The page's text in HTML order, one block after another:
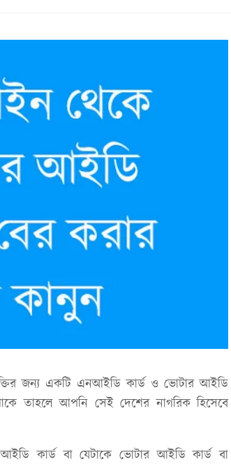
জন্য একটি এনআইডি কার্ড ও ভোটার আইডি
তাহলে আপনি সেই দেশের নাগরিক হিসেবে
কার্ড বা যেটাকে ভোটার আইডি কার্ড বা